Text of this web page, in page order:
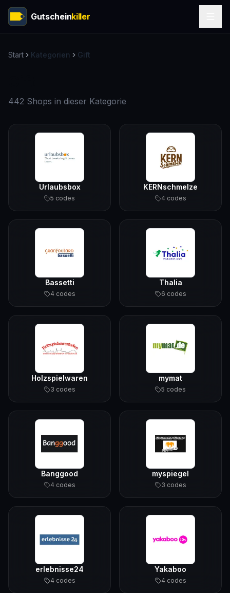
Gutscheinkiller
Start Kategorien Gift
442 Shops in dieser Kategorie
Urlaubsbox
5 codes
KERNschmelze
4 codes
Bassetti
4 codes
Thalia
6 codes
Holzspielwaren
3 codes
mymat
5 codes
Banggood
4 codes
myspiegel
3 codes
erlebnisse24
4 codes
Yakaboo
4 codes